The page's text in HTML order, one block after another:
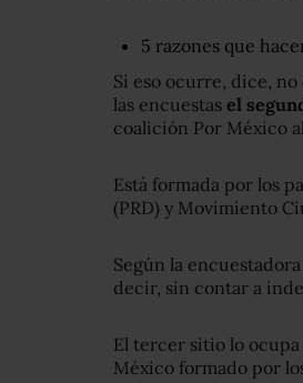
5 razones que
Si eso ocurre, dice,
las encuestas el
coalición Por México
Está formada por los
(PRD) y Movimiento
Según la
decir, sin contar a
El tercer sitio lo
México formado por